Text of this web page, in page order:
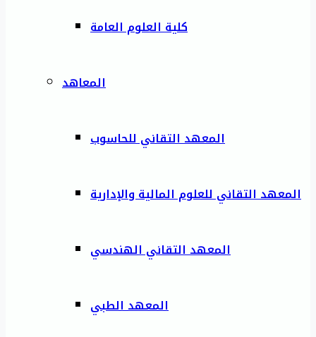
كلية العلوم العامة
المعاهد
المعهد التقاني للحاسوب
المعهد التقاني للعلوم المالية والإدارية
المعهد التقاني الهندسي
المعهد الطبي